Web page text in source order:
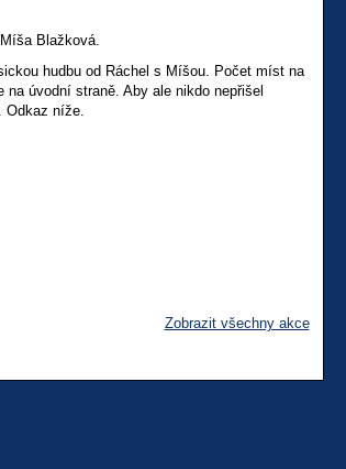
Blažková.
hudbu od Ráchel s Míšou. Počet míst na
úvodní straně. Aby ale nikdo nepřišel
níže.
Zobrazit všechny akce